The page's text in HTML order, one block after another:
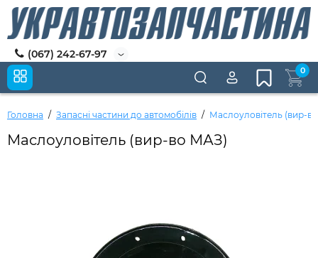
(067) 242-67-97
0
Головна Запасні частини до автомобілів Маслоуловітель (вир-
Маслоуловітель (вир-во МАЗ)